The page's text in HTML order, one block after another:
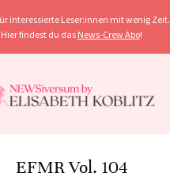
interessierte Leser:innen mit wenig Zeit.
Hier findest du das News-Crew Abo!
EFMR Vol. 104